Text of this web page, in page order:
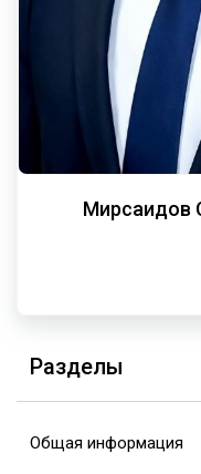
Мирсаидов
Разделы
Общая информация